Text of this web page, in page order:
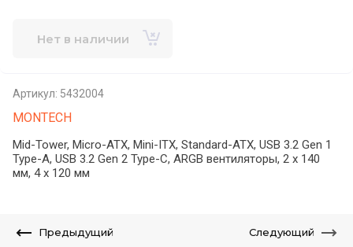
Нет в наличии
Артикул: 5432004
MONTECH
Mid-Tower, Micro-ATX, Mini-ITX, Standard-ATX, USB 3.2 Gen 1
Type-A, USB 3.2 Gen 2 Type-C, ARGB вентиляторы, 2 x 140
мм, 4 x 120 мм
Предыдущий Следующий